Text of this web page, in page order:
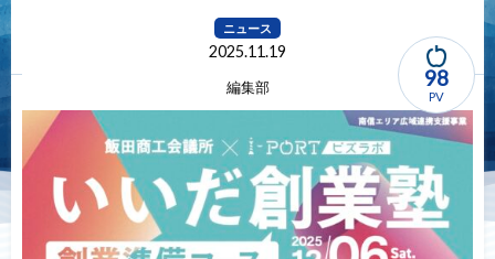
ニュース
2025.11.19
編集部 98
PV